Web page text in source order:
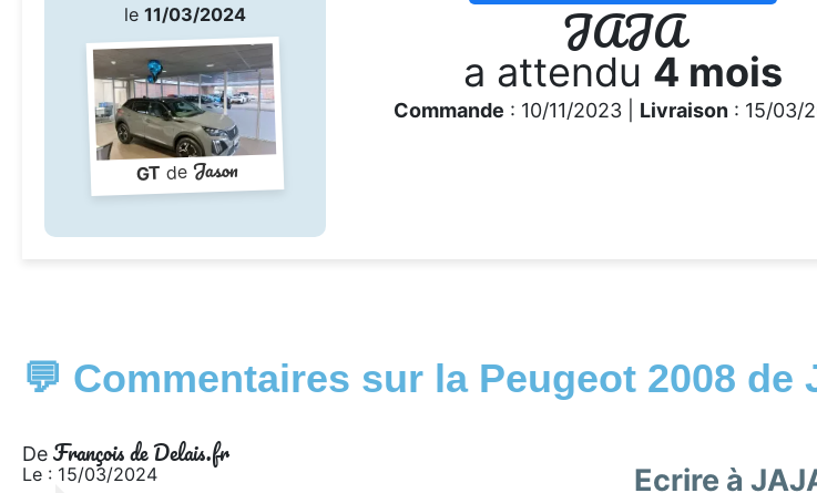
le 11/03/2024
GT de Jason
JAJA
a attendu 4 mois
Commande : 10/11/2023 | Livraison: 15/03/
💬 Commentaires sur la Peugeot 2008 de
De François de Delais.fr
Le : 15/03/2024 Ecrire à